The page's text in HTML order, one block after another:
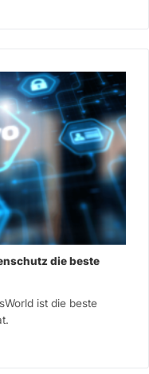
die beste
ist die beste